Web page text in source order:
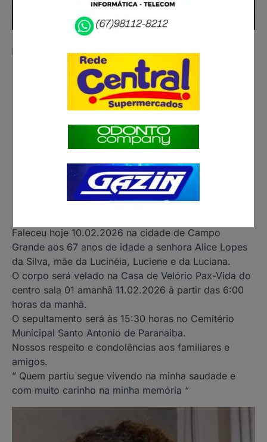
Nota de Falecimento.
Faleceu hoje 10.02.2026 na cidade de Campo
Grande aos 67 anos de idade a senhora Alice Lopes
da Silva, mãe da Lucinéia, Luciene e da Luciana.
O corpo será velado na Casa de Velório Pax-Vida do
centro sala 01 amanhã 11.02.2026 à partir das 6:00
horas da manhã.
O sepultamento será às 15:30 horas no Cemitério
Municipal Santo Antonio de Paranaiba.
Nossos respeito e condolências aos familiares e
amigos.
” Quem partiu segue vivendo na minha saudade e
com muito carinho na minha memória “